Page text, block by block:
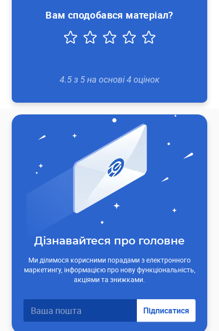
Вам сподобався матеріал?
4.5з 5на основі4 оцінок
Дізнавайтеся про головне
Ми ділимося корисними порадами з електронного
маркетингу, інформацією про нову функціональність,
акціями та знижками.
Підписатися